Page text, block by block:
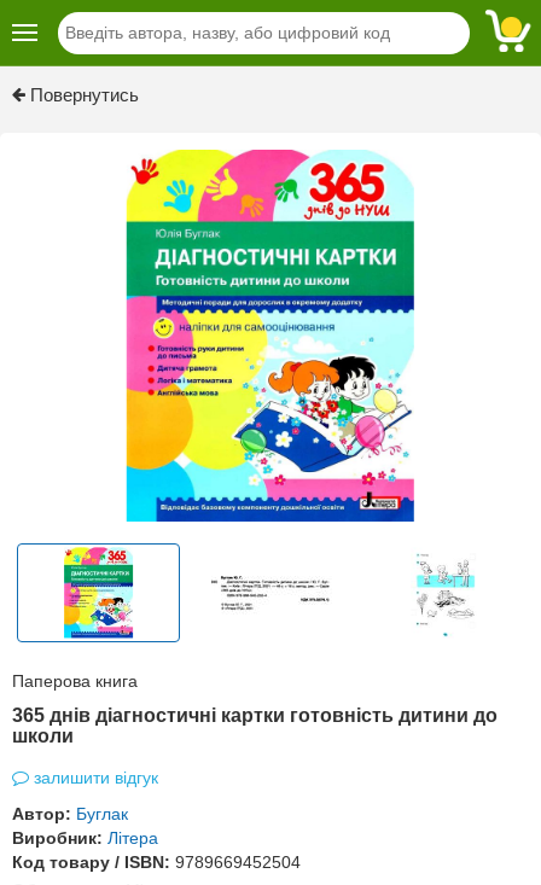
Повернутись
Паперова книга
365 днів діагностичні картки готовність дитини до
школи
залишити відгук
Автор: Буглак
Виробник: Літера
Код товару / ISBN: 9789669452504